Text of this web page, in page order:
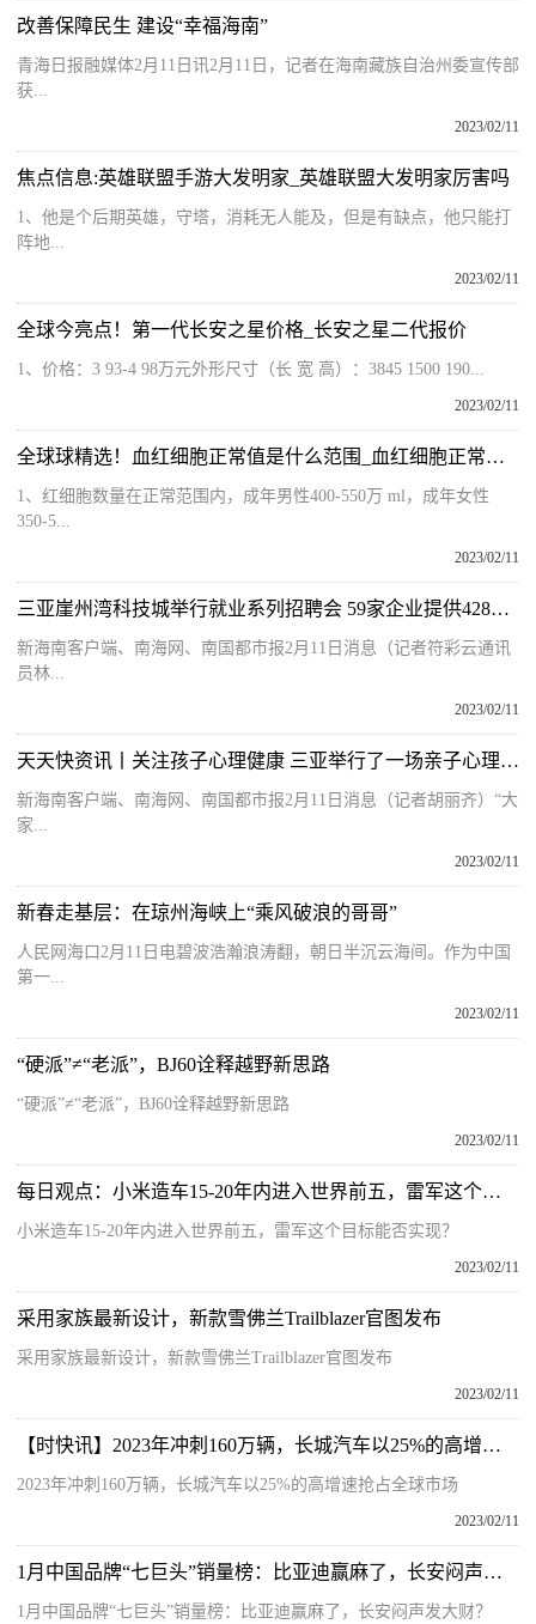
改善保障民生 建设“幸福海南”
青海日报融媒体2月11日讯2月11日，记者在海南藏族自治州委宣传部
获...
2023/02/11
焦点信息:英雄联盟手游大发明家_英雄联盟大发明家厉害吗
1、他是个后期英雄，守塔，消耗无人能及，但是有缺点，他只能打
阵地...
2023/02/11
全球今亮点！第一代长安之星价格_长安之星二代报价
1、价格：3 93-4 98万元外形尺寸（长 宽 高）：3845 1500 190...
2023/02/11
全球球精选！血红细胞正常值是什么范围_血红细胞正常值是多少
1、红细胞数量在正常范围内，成年男性400-550万 ml，成年女性
350-5...
2023/02/11
三亚崖州湾科技城举行就业系列招聘会 59家企业提供428个岗位
新海南客户端、南海网、南国都市报2月11日消息（记者符彩云通讯
员林...
2023/02/11
天天快资讯丨关注孩子心理健康 三亚举行了一场亲子心理绘画集训展公益活动
新海南客户端、南海网、南国都市报2月11日消息（记者胡丽齐）“大
家...
2023/02/11
新春走基层：在琼州海峡上“乘风破浪的哥哥”
人民网海口2月11日电碧波浩瀚浪涛翻，朝日半沉云海间。作为中国
第一...
2023/02/11
“硬派”≠“老派”，BJ60诠释越野新思路
“硬派”≠“老派”，BJ60诠释越野新思路
2023/02/11
每日观点：小米造车15-20年内进入世界前五，雷军这个目标能否实现？
小米造车15-20年内进入世界前五，雷军这个目标能否实现？
2023/02/11
采用家族最新设计，新款雪佛兰Trailblazer官图发布
采用家族最新设计，新款雪佛兰Trailblazer官图发布
2023/02/11
【时快讯】2023年冲刺160万辆，长城汽车以25%的高增速抢占全球市场
2023年冲刺160万辆，长城汽车以25%的高增速抢占全球市场
2023/02/11
1月中国品牌“七巨头”销量榜：比亚迪赢麻了，长安闷声发大财？
1月中国品牌“七巨头”销量榜：比亚迪赢麻了，长安闷声发大财？